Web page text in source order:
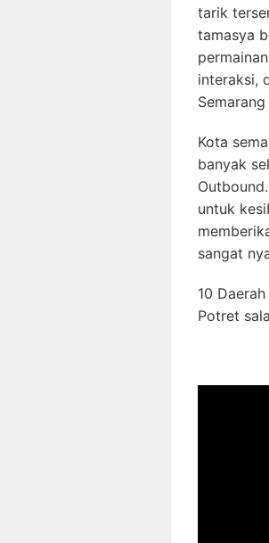
tarik
tamasya
interaksi,
Kota
banyak
untuk
sangat
10
Potret